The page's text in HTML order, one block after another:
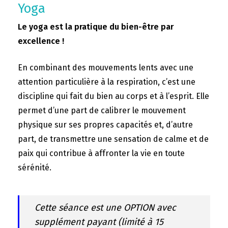
Yoga
Le yoga est la pratique du bien-être par
excellence !
En combinant des mouvements lents avec une
attention particulière à la respiration, c’est une
discipline qui fait du bien au corps et à l’esprit. Elle
permet d’une part de calibrer le mouvement
physique sur ses propres capacités et, d’autre
part, de transmettre une sensation de calme et de
paix qui contribue à affronter la vie en toute
sérénité.
Cette séance est une OPTION avec
supplément payant (limité à 15